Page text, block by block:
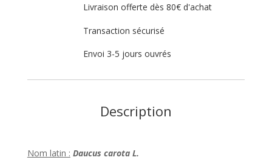
Livraison offerte dès 80€ d'achat
Transaction sécurisé
Envoi 3-5 jours ouvrés
Description
Nom latin : Daucus carota L.